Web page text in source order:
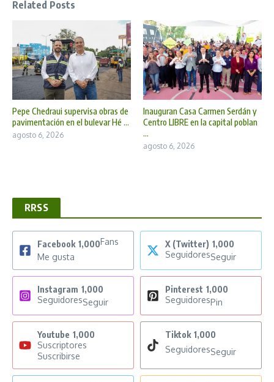
Related Posts
Pepe Chedraui supervisa obras de
pavimentación en el bulevar Hé ...
agosto 6, 2026
Inauguran Casa Carmen Serdán y
Centro LIBRE en la capital poblan
...
agosto 6, 2026
RRSS
Facebook 1,000Fans
Me gusta
X (Twitter) 1,000
SeguidoresSeguir
Instagram 1,000
SeguidoresSeguir
Pinterest 1,000
SeguidoresPin
Youtube 1,000
Suscriptores
Suscribirse
Tiktok 1,000
SeguidoresSeguir